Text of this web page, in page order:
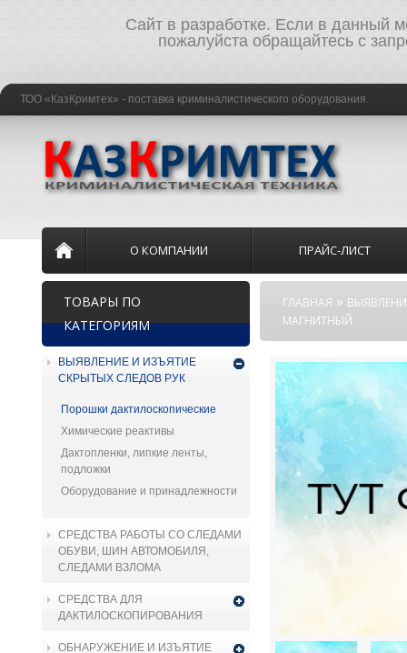
Сайт в разработке. Если в данный
пожалуйста обращайтесь с
ТОО «КазКримтех» - поставка криминалистического оборудования.
О КОМПАНИИ ПРАЙС-ЛИСТ
ТОВАРЫ ПО
КАТЕГОРИЯМ
ВЫЯВЛЕНИЕ И ИЗЪЯТИЕ
СКРЫТЫХ СЛЕДОВ РУК
Порошки дактилоскопические
Химические реактивы
Дактопленки, липкие ленты,
подложки
Оборудование и принадлежности
СРЕДСТВА РАБОТЫ СО СЛЕДАМИ
ОБУВИ, ШИН АВТОМОБИЛЯ,
СЛЕДАМИ ВЗЛОМА
СРЕДСТВА ДЛЯ
ДАКТИЛОСКОПИРОВАНИЯ
ОБНАРУЖЕНИЕ И ИЗЪЯТИЕ
ГЛАВНАЯ »
МАГНИТНЫЙ